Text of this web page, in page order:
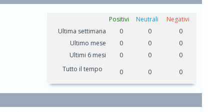
Positivi Neutrali
Negativi
Ultima settimana
0 0
0
Ultimo mese
0 0
0
Ultimi 6 mesi
0 0
0
Tutto il tempo
0 0 0